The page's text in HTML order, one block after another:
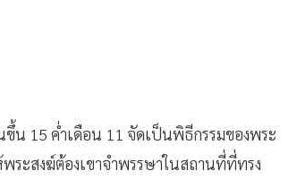
ขึ้น 15 ค่ำเดือน 11 จัดเป็นพิธีกรรมของพระ
ระสงฆ์ต้องเขาจำพรรษาในสถานที่ที่ทรง